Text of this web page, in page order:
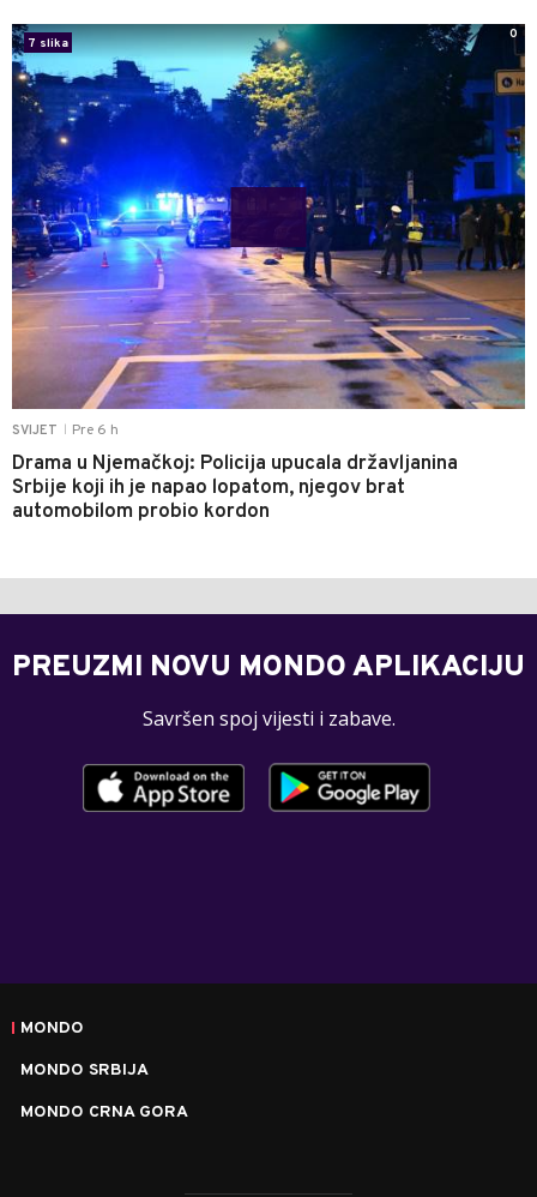
SVIJET Pre 6 h
Drama u Njemačkoj: Policija upucala državljanina
Srbije koji ih je napao lopatom, njegov brat
automobilom probio kordon
7 slika
0
PREUZMI NOVU MONDO APLIKACIJU
Savršen spoj vijesti i zabave.
MONDO
MONDO SRBIJA
MONDO CRNA GORA